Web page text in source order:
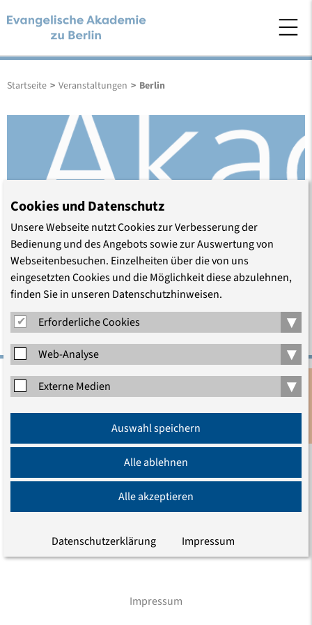
Startseite > Veranstaltungen > Berlin
Berlin
Anmeldung
Evangelische Akademie zu Berlin gGmbH
Charlottenstraße 53/54
Tel.: (030) 203 55 - 0
Wir sind auch hier
Impressum
Cookies und Datenschutz
Unsere Webseite nutzt Cookies zur Verbesserung der
Bedienung und des Angebots sowie zur Auswertung von
Webseitenbesuchen. Einzelheiten über die von uns
eingesetzten Cookies und die Möglichkeit diese abzulehnen,
finden Sie in unseren Datenschutzhinweisen.
Erforderliche Cookies
▾
Web-Analyse ▾
Externe Medien ▾
Auswahl speichern
Alle ablehnen
Alle akzeptieren
Datenschutzerklärung Impressum